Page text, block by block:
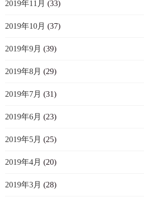
2019年11月 (33)
2019年10月 (37)
2019年9月 (39)
2019年8月 (29)
2019年7月 (31)
2019年6月 (23)
2019年5月 (25)
2019年4月 (20)
2019年3月 (28)